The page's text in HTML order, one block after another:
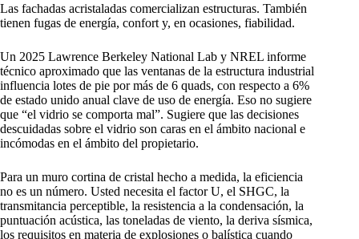
Las fachadas acristaladas comercializan estructuras. También
tienen fugas de energía, confort y, en ocasiones, fiabilidad.
Un 2025 Lawrence Berkeley National Lab y NREL informe
técnico aproximado que las ventanas de la estructura industrial
influencia lotes de pie por más de 6 quads, con respecto a 6%
de estado unido anual clave de uso de energía. Eso no sugiere
que “el vidrio se comporta mal”. Sugiere que las decisiones
descuidadas sobre el vidrio son caras en el ámbito nacional e
incómodas en el ámbito del propietario.
Para un muro cortina de cristal hecho a medida, la eficiencia
no es un número. Usted necesita el factor U, el SHGC, la
transmitancia perceptible, la resistencia a la condensación, la
puntuación acústica, las toneladas de viento, la deriva sísmica,
los requisitos en materia de explosiones o balística cuando